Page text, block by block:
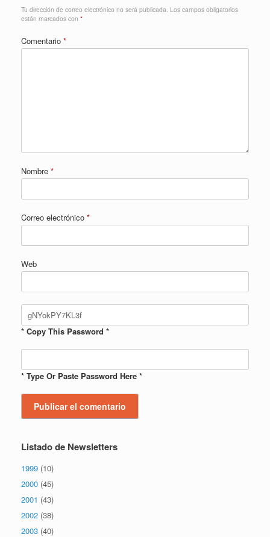
Tu dirección de correo electrónico no será publicada. Los campos obligatorios
están marcados con *
Comentario *
Nombre *
Correo electrónico *
Web
* Copy This Password *
* Type Or Paste Password Here *
Listado de Newsletters
1999 (10)
2000 (45)
2001 (43)
2002 (38)
2003 (40)